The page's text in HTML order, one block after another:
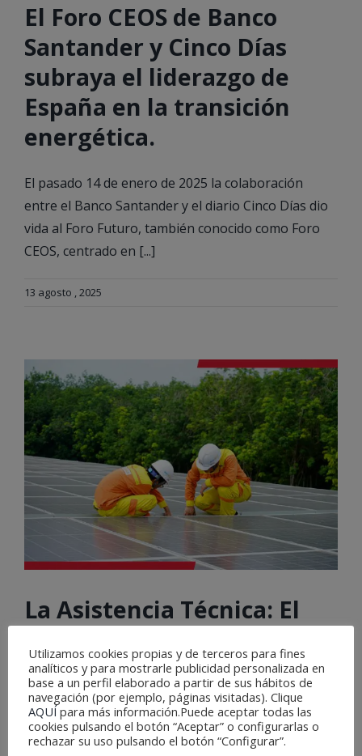
El Foro CEOS de Banco
Santander y Cinco Días
subraya el liderazgo de
España en la transición
energética.
El pasado 14 de enero de 2025 la colaboración
entre el Banco Santander y el diario Cinco Días dio
vida al Foro Futuro, también conocido como Foro
CEOS, centrado en [...]
13 agosto , 2025
La Asistencia Técnica: El
equipo especializado en
obra
La Asistencia Técnica es un servicio profesional que
Utilizamos cookies propias y de terceros para fines
analíticos y para mostrarle publicidad personalizada en
base a un perfil elaborado a partir de sus hábitos de
navegación (por ejemplo, páginas visitadas). Clique
AQUÍ para más información.Puede aceptar todas las
cookies pulsando el botón “Aceptar” o configurarlas o
rechazar su uso pulsando el botón “Configurar”.